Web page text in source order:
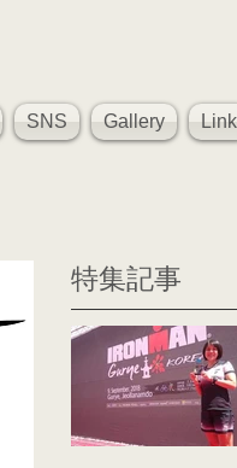
SNS Gallery Link
特集記事